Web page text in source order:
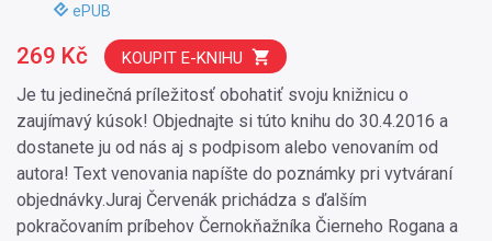
ePUB
Je tu jedinečná príležitosť obohatiť svoju knižnicu o
zaujímavý kúsok! Objednajte si túto knihu do 30.4.2016 a
dostanete ju od nás aj s podpisom alebo venovaním od
autora! Text venovania napíšte do poznámky pri vytváraní
objednávky.Juraj Červenák prichádza s ďalším
pokračovaním príbehov Černokňažníka Čierneho Rogana a
269 Kč KOUPIT E-KNIHU